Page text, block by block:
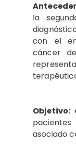
la
con el
cáncer
Objetivo:
asociado